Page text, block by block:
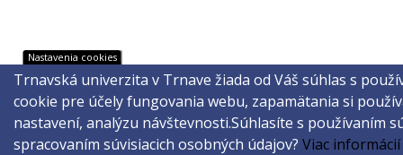
Nastavenia cookies
Trnavská univerzita v Trnave žiada od Váš súhlas s
cookie pre účely fungovania webu, zapamätania si
nastavení, analýzu návštevnosti.Súhlasíte s používaním
spracovaním súvisiacich osobných údajov?Viac informácií